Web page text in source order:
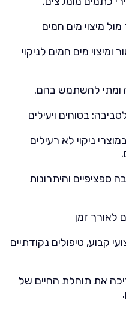
ומיצוי מים חמים לניקוי
ומתי להשתמש בהם.
ניקוי לא רעילים
ספציפיים והיתרונות
קבוע, טיפולים נקודתיים
את תוחלת החיים של